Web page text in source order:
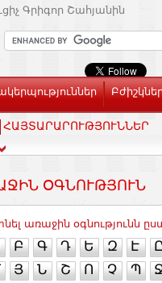
Գրիգոր Շահյանին
ՀԱՅՏԱՐԱՐՈՒԹՅՈՒՆՆԵՐ
ՕԳՆՈՒԹՅՈՒՆ
առաջին օգնությունն
Բ Գ Դ Ե Զ Է
Յ Ն Շ Ո Չ Պ